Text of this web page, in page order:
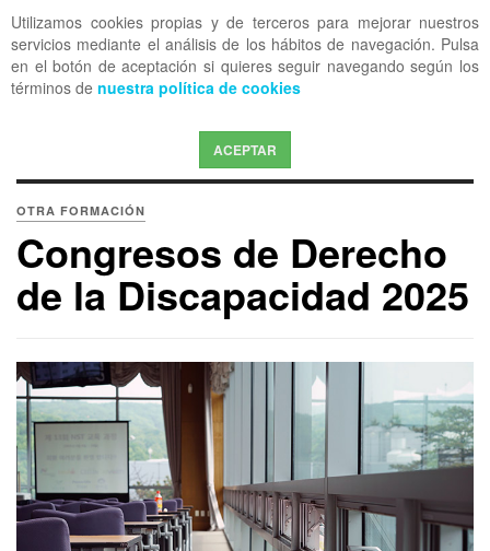
Utilizamos cookies propias y de terceros para mejorar nuestros
servicios mediante el análisis de los hábitos de navegación. Pulsa
en el botón de aceptación si quieres seguir navegando según los
términos de nuestra política de cookies
ACEPTAR
OFF CANVAS
OTRA FORMACIÓN
Congresos de Derecho
de la Discapacidad 2025